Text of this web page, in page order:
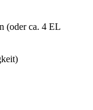
(oder ca. 4 EL